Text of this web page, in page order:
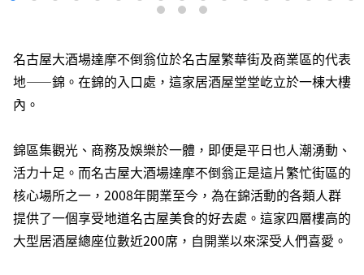
名古屋大酒場達摩不倒翁位於名古屋繁華街及商業區的代表
地——錦。在錦的入口處，這家居酒屋堂堂屹立於一棟大樓
內。
錦區集觀光、商務及娛樂於一體，即便是平日也人潮湧動、
活力十足。而名古屋大酒場達摩不倒翁正是這片繁忙街區的
核心場所之一，2008年開業至今，為在錦活動的各類人群
提供了一個享受地道名古屋美食的好去處。這家四層樓高的
大型居酒屋總座位數近200席，自開業以來深受人們喜愛。